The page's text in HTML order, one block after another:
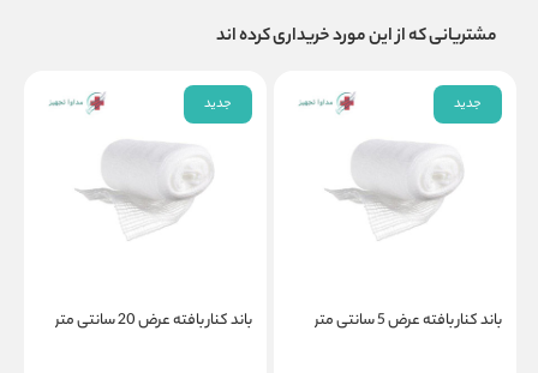
مشتریانی که از این مورد خریداری کرده اند
جدید
باند کنار بافته عرض 5 سانتی متر
جدید
باند کنار بافته عرض 20 سانتی متر